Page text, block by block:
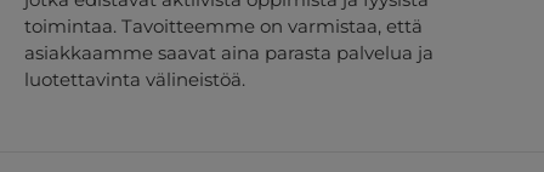
toimintaa. Tavoitteemme on varmistaa, että
asiakkaamme saavat aina parasta palvelua ja
luotettavinta välineistöä.